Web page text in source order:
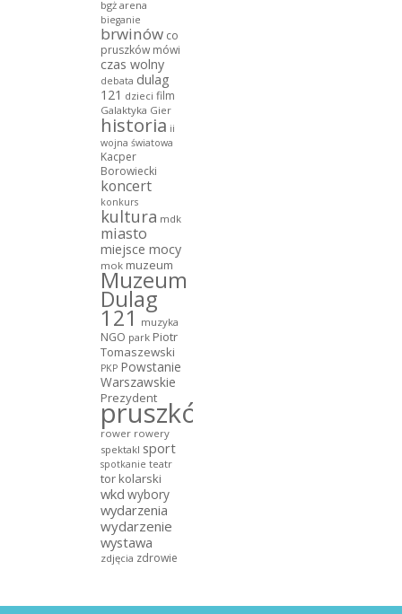
bgż arena
bieganie
brwinów co
pruszków mówi
czas wolny
debata dulag
121 dzieci film
Galaktyka Gier
historia ii
wojna światowa
Kacper
Borowiecki
koncert
konkurs
kultura mdk
miasto
miejsce mocy
mok muzeum
Muzeum
Dulag
121 muzyka
NGO park Piotr
Tomaszewski
PKP Powstanie
Warszawskie
Prezydent
pruszków
rower rowery
spektakl sport
spotkanie teatr
tor kolarski
wkd wybory
wydarzenia
wydarzenie
wystawa
zdjęcia zdrowie